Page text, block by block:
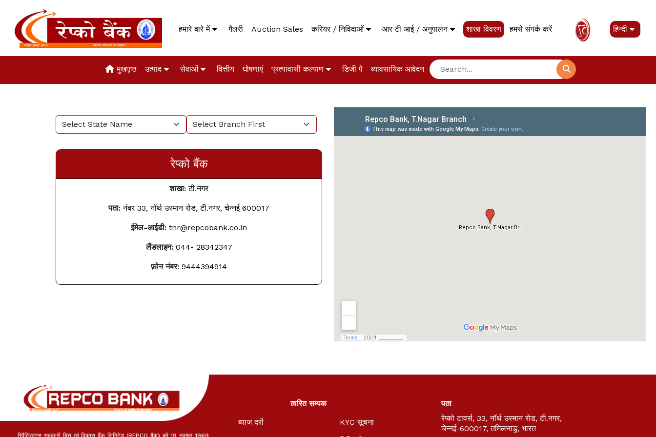
हमारे बारे में गैलरी Auction Sales करियर / निविदाओं आर टी आई / अनुपालन शाखा विवरण हमसे संपर्क करें हिन्दी
मुखपृष्ठ उत्पाद सेवाओं वित्तीय घोषणाएं प्रत्यावासी कल्याण डिजी पे व्यावसायिक आवेदन
रेप्को बैंक
शाखा:टी.नगर
पता:नंबर 33, नॉर्थ उस्मान रोड, टी.नगर, चेन्नई600017
ईमेल-आईडी: tnr@repcobank.co.in
लैंडलाइन: 044- 28342347
फ़ोन नंबर: 9444394914
रिपैट्रिएट्स सहकारी वित्त एवं विकास बैंक लिमिटेड (REPCO बैंक) को 19 नवम्बर 1969
त्वरित सम्पक
ब्याज दरों
KYC सूचना
पता
रेप्को टावर्स, 33, नॉर्थ उस्मान रोड, टी.नगर,
चेन्नई-600017, तमिलनाडु, भारत